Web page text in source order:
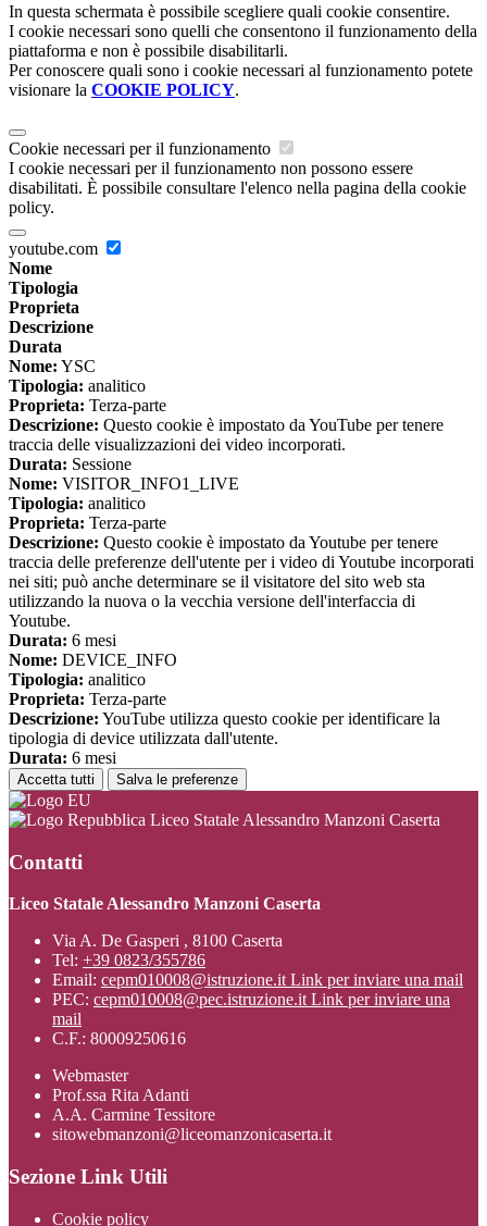
In questa schermata è possibile scegliere quali cookie consentire.
I cookie necessari sono quelli che consentono il funzionamento della
piattaforma e non è possibile disabilitarli.
Per conoscere quali sono i cookie necessari al funzionamento potete
visionare la COOKIE POLICY.
Cookie necessari per il funzionamento
I cookie necessari per il funzionamento non possono essere
disabilitati. È possibile consultare l'elenco nella pagina della cookie
policy.
youtube.com
Nome
Tipologia
Proprieta
Descrizione
Durata
Nome: YSC
Tipologia: analitico
Proprieta: Terza-parte
Descrizione: Questo cookie è impostato da YouTube per tenere
traccia delle visualizzazioni dei video incorporati.
Durata: Sessione
Nome: VISITOR_INFO1_LIVE
Tipologia: analitico
Proprieta: Terza-parte
Descrizione: Questo cookie è impostato da Youtube per tenere
traccia delle preferenze dell'utente per i video di Youtube incorporati
nei siti; può anche determinare se il visitatore del sito web sta
utilizzando la nuova o la vecchia versione dell'interfaccia di
Youtube.
Durata: 6 mesi
Nome: DEVICE_INFO
Tipologia: analitico
Proprieta: Terza-parte
Descrizione: YouTube utilizza questo cookie per identificare la
tipologia di device utilizzata dall'utente.
Durata: 6 mesi
Accetta tutti Salva le preferenze
Liceo Statale Alessandro Manzoni Caserta
Contatti
Liceo Statale Alessandro Manzoni Caserta
Via A. De Gasperi , 8100 Caserta
Tel: +39 0823/355786
Email: cepm010008@istruzione.it Link per inviare una mail
PEC: cepm010008@pec.istruzione.it Link per inviare una
mail
C.F.: 80009250616
Webmaster
Prof.ssa Rita Adanti
A.A. Carmine Tessitore
sitowebmanzoni@liceomanzonicaserta.it
Sezione Link Utili
Cookie policy